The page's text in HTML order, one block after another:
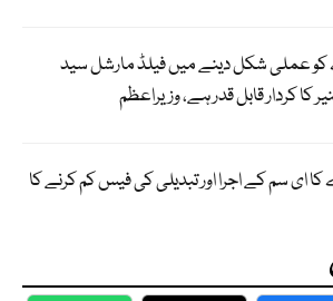
عملی شکل دینے میں فیلڈ مارشل سید
کا کردار قابل قدر ہے، وزیراعظم
ای سم کے اجرا اور تبدیلی کی فیس کم کرنے کا